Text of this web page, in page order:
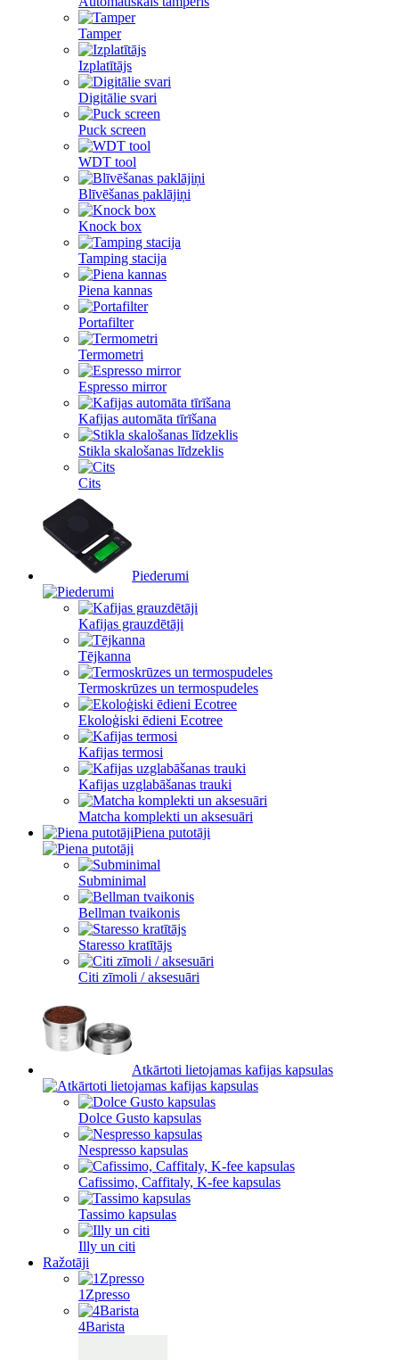
Tamper
Izplatītājs
Digitālie svari
Puck screen
WDT tool
Blīvēšanas paklājiņi
Knock box
Tamping stacija
Piena kannas
Portafilter
Termometri
Espresso mirror
Kafijas automāta tīrīšana
Stikla skalošanas līdzeklis
Cits
Piederumi
Kafijas grauzdētāji
Tējkanna
Termoskrūzes un termospudeles
Ekoloģiski ēdieni Ecotree
Kafijas termosi
Kafijas uzglabāšanas trauki
Matcha komplekti un aksesuāri
Piena putotāji
Subminimal
Bellman tvaikonis
Staresso kratītājs
Citi zīmoli / aksesuāri
Atkārtoti lietojamas kafijas kapsulas
Dolce Gusto kapsulas
Nespresso kapsulas
Cafissimo, Caffitaly, K-fee kapsulas
Tassimo kapsulas
Illy un citi
Ražotāji
1Zpresso
4Barista